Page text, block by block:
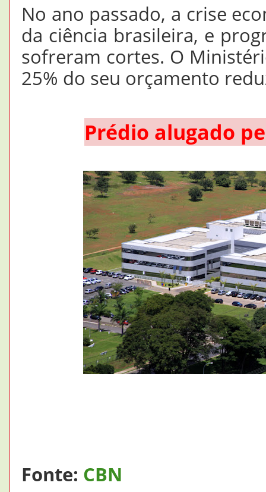
No ano passado, a crise
da ciência brasileira, e
sofreram cortes. O
25% do seu orçamento
Prédio alugado
Fonte: CBN